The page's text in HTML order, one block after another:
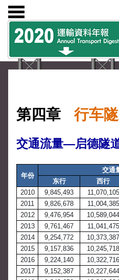
第四章 行车
交通流量—启德隧
年份
交通
东行
西行
2010
9,845,493 11,070,105
2011
9,826,678 11,004,385
2012
9,476,954 10,589,044
2013
9,761,467 11,041,475
2014
9,254,772 10,373,387
2015
9,157,836 10,245,718
2016
9,224,140 10,322,716
2017
9,152,387 10,227,644